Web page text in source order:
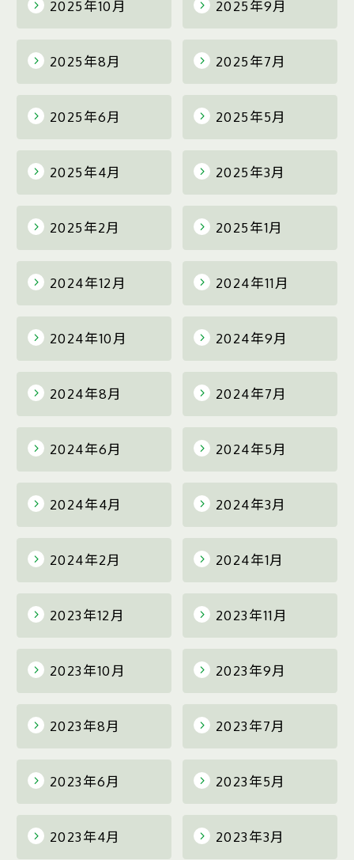
2025年10月 2025年9月
2025年8月 2025年7月
2025年6月 2025年5月
2025年4月 2025年3月
2025年2月 2025年1月
2024年12月 2024年11月
2024年10月 2024年9月
2024年8月 2024年7月
2024年6月 2024年5月
2024年4月 2024年3月
2024年2月 2024年1月
2023年12月 2023年11月
2023年10月 2023年9月
2023年8月 2023年7月
2023年6月 2023年5月
2023年4月 2023年3月